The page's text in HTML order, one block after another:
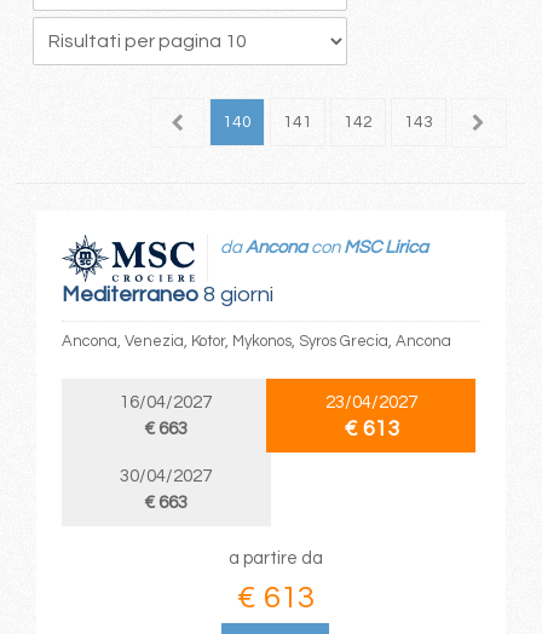
139 140 141 142 143 144
Mediterraneo8 giorni
daAnconacon MSC Lirica
Ancona, Venezia, Kotor, Mykonos, Syros Grecia, Ancona
16/04/2027
€ 663
23/04/2027
€ 613
30/04/2027
€ 663
a partire da
€ 613